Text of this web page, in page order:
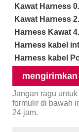
Kawat Harness
Kawat Harness
Harness Kawat
Harness kabel
Harness kabel
Jangan ragu
formulir di bawah
24 jam.